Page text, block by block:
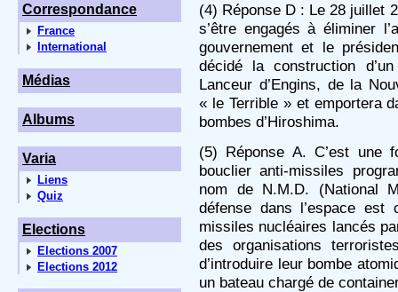
Correspondance
France
International
Médias
Albums
Varia
Liens
Quiz
Elections
Elections 2007
Elections 2012
(4) Réponse D : Le 28 juillet
s’être engagés à éliminer
gouvernement et le
décidé la construction
Lanceur d’Engins, de la
« le Terrible » et emportera
bombes d’Hiroshima.
(5) Réponse A. C’est une
bouclier anti-missiles
nom de N.M.D. (National
défense dans l’espace est
missiles nucléaires lancés
des organisations
d’introduire leur bombe
un bateau chargé de